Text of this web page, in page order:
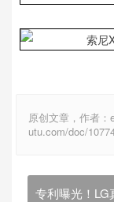
原创文章，作者
utu.com/doc/
专利曝光！LG